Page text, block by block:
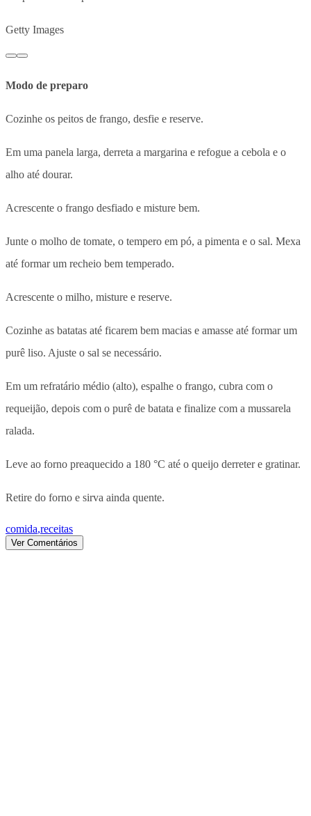
Getty Images
Modo de preparo
Cozinhe os peitos de frango, desfie e reserve.
Em uma panela larga, derreta a margarina e refogue a cebola e o
alho até dourar.
Acrescente o frango desfiado e misture bem.
Junte o molho de tomate, o tempero em pó, a pimenta e o sal. Mexa
até formar um recheio bem temperado.
Acrescente o milho, misture e reserve.
Cozinhe as batatas até ficarem bem macias e amasse até formar um
purê liso. Ajuste o sal se necessário.
Em um refratário médio (alto), espalhe o frango, cubra com o
requeijão, depois com o purê de batata e finalize com a mussarela
ralada.
Leve ao forno preaquecido a 180 °C até o queijo derreter e gratinar.
Retire do forno e sirva ainda quente.
comida,receitas
Ver Comentários